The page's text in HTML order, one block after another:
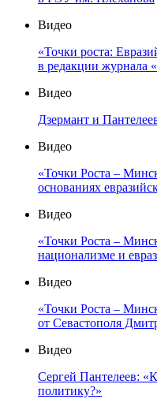
Видео
«Точки роста:
в редакции журнала
Видео
Дзермант и
Видео
«Точки Роста –
основаниях
Видео
«Точки Роста –
национализме и
Видео
«Точки Роста –
от Севастополя
Видео
Сергей Пантелеев:
политику?»